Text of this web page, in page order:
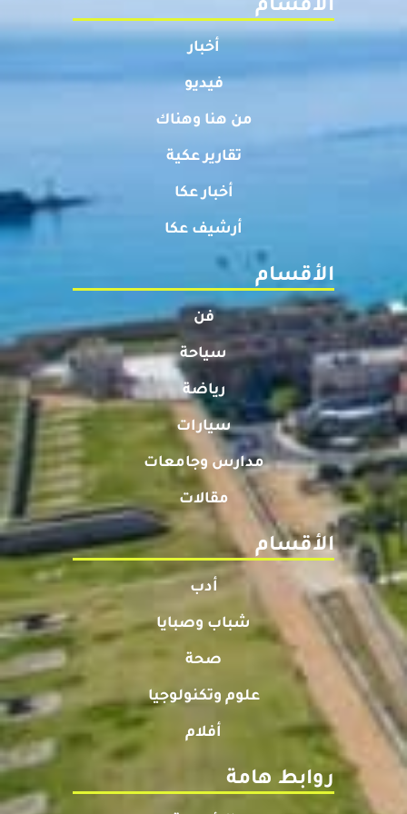
الأقسام
أخبار
فيديو
من هنا وهناك
تقارير عكية
أخبار عكا
أرشيف عكا
الأقسام
فن
سياحة
رياضة
سيارات
مدارس وجامعات
مقالات
الأقسام
أدب
شباب وصبايا
صحة
علوم وتكنولوجيا
أفلام
روابط هامة